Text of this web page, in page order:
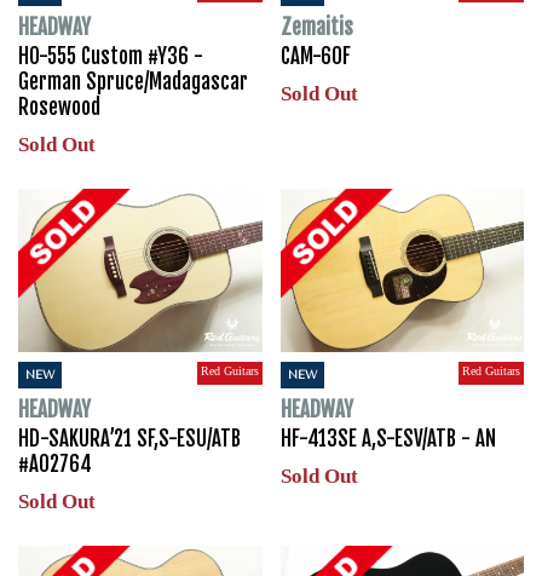
HEADWAY
HO-555 Custom #Y36 -
German Spruce/Madagascar
Rosewood
Sold Out
Zemaitis
CAM-60F
Sold Out
NEW Red Guitars
HEADWAY
HD-SAKURA’21 SF,S-ESU/ATB
#A02764
Sold Out
NEW Red Guitars
HEADWAY
HF-413SE A,S-ESV/ATB - AN
Sold Out